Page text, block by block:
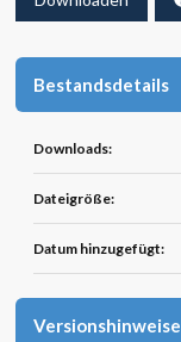
Bestandsdetails
Downloads:
Dateigröße:
Datum hinzugefügt:
Versionshinweise